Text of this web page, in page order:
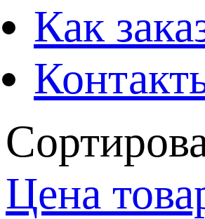
Как
Цена